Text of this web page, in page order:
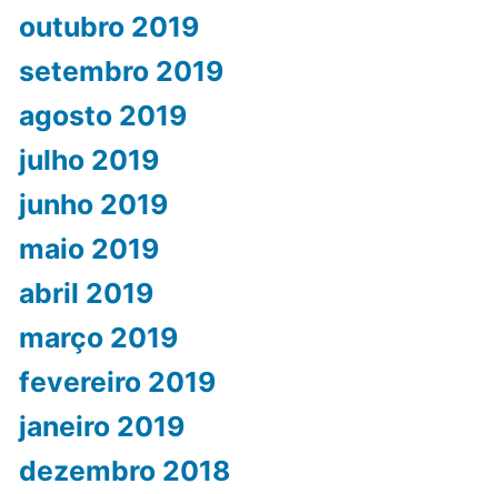
outubro 2019
setembro 2019
agosto 2019
julho 2019
junho 2019
maio 2019
abril 2019
março 2019
fevereiro 2019
janeiro 2019
dezembro 2018